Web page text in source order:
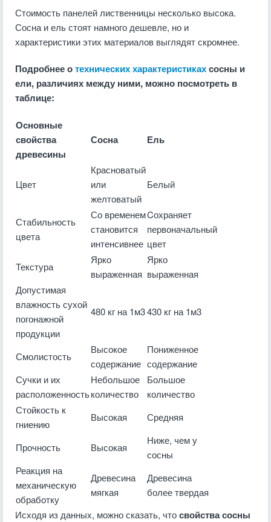
Стоимость панелей лиственницы несколько высока.
Сосна и ель стоят намного дешевле, но и
характеристики этих материалов выглядят скромнее.
Подробнее отехнических характеристикахсосны и
ели, различиях между ними, можно посмотреть в
таблице:
Основные
свойства
древесины
Сосна Ель
Цвет
Красноватый
или
желтоватый
Белый
Стабильность
цвета
Со временем
становится
интенсивнее
Cохраняет
первоначальный
цвет
Текстура
Ярко
выраженная
Ярко
выраженная
Допустимая
влажность сухой
погонажной
продукции
480 кг на 1м3430 кг на 1м3
Смолистость
Высокое
содержание
Пониженное
содержание
Сучки и их
расположенность
Небольшое
количество
Большое
количество
Стойкость к
гниению
Высокая Средняя
Прочность Высокая
Ниже, чем у
сосны
Реакция на
механическую
обработку
Древесина
мягкая
Древесина
более твердая
Исходя из данных, можно сказать, чтосвойства сосны